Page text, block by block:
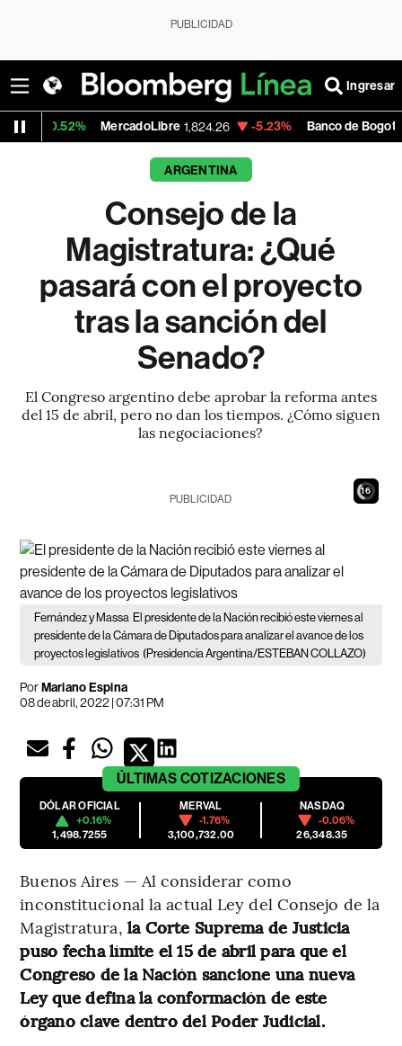
PUBLICIDAD
Ingresar
MercadoLibre 1,824.26 -5.23% Banco de Bogota 38,900.00
ARGENTINA
Consejo de la
Magistratura: ¿Qué
pasará con el proyecto
tras la sanción del
Senado?
El Congreso argentino debe aprobar la reforma antes
del 15 de abril, pero no dan los tiempos. ¿Cómo siguen
las negociaciones?
15
PUBLICIDAD
Fernández y Massa El presidente de la Nación recibió este viernes al
presidente de la Cámara de Diputados para analizar el avance de los
proyectos legislativos (Presidencia Argentina/ESTEBAN COLLAZO)
PorMariano Espina
08 de abril, 2022 | 07:31 PM
ÚLTIMAS COTIZACIONES
DÓLAR OFICIAL
+0.16%
1,498.7255
MERVAL
-1.76%
3,100,732.00
NASDAQ
-0.06%
26,348.35
Buenos Aires — Al considerar como
inconstitucional la actual Ley del Consejo de la
Magistratura, la Corte Suprema de Justicia
puso fecha límite el 15 de abril para que el
Congreso de la Nación sancione una nueva
Ley que defina la conformación de este
órgano clave dentro del Poder Judicial.